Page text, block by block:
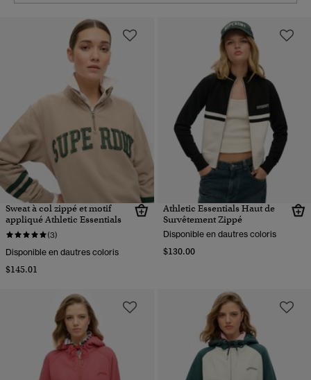
Sweat à col zippé et motif
appliqué Athletic Essentials
(3)
Disponible en dautres coloris
$145.01
Athletic Essentials Haut de
Survêtement Zippé
Disponible en dautres coloris
$130.00